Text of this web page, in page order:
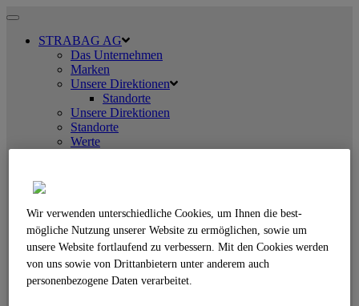
Toggle
navigationSTRABAG AG
Das Unternehmen
Marken
Unsere Direktionen
Standorte
Unsere Direktionen
Standorte
Werte
Geschichte
LEISTUNGEN
Überblick
Straßenbau
Straßenbau
Betonstraßenbau
Wir verwenden unterschiedliche Cookies, um Ihnen die best­
mögliche Nutzung unserer Website zu ermöglichen, sowie um
unsere Website fortlaufend zu verbessern. Mit den Cookies werden
von uns sowie von Drittanbietern unter anderem auch
personenbezogene Daten verarbeitet.